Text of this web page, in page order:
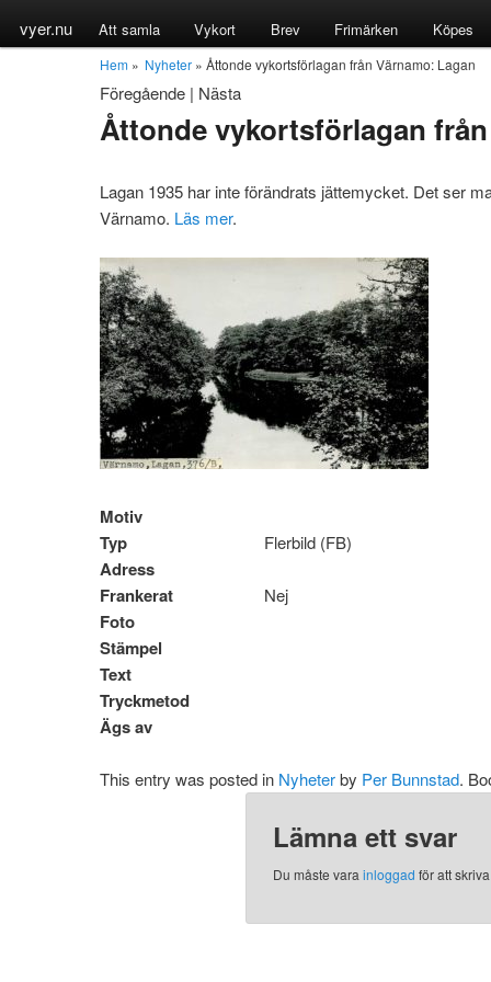
vyer.nu Att samla Vykort Brev Frimärken Köpes
Hem » Nyheter » Åttonde vykortsförlagan från Värnamo: Lagan
Föregående | Nästa
Åttonde vykortsförlagan
Lagan 1935 har inte förändrats jättemycket. Det ser
Värnamo. Läs mer.
Motiv
Typ
Flerbild (FB)
Adress
Frankerat
Nej
Foto
Stämpel
Text
Tryckmetod
Ägs av
This entry was posted in Nyheterby Per Bunnstad.
Lämna ett svar
Du måste varainloggad för att